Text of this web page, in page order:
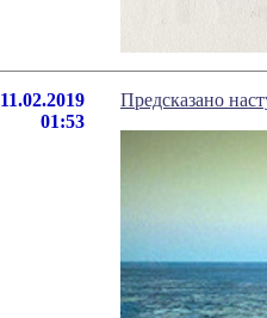
11.02.2019
01:53
Предсказано